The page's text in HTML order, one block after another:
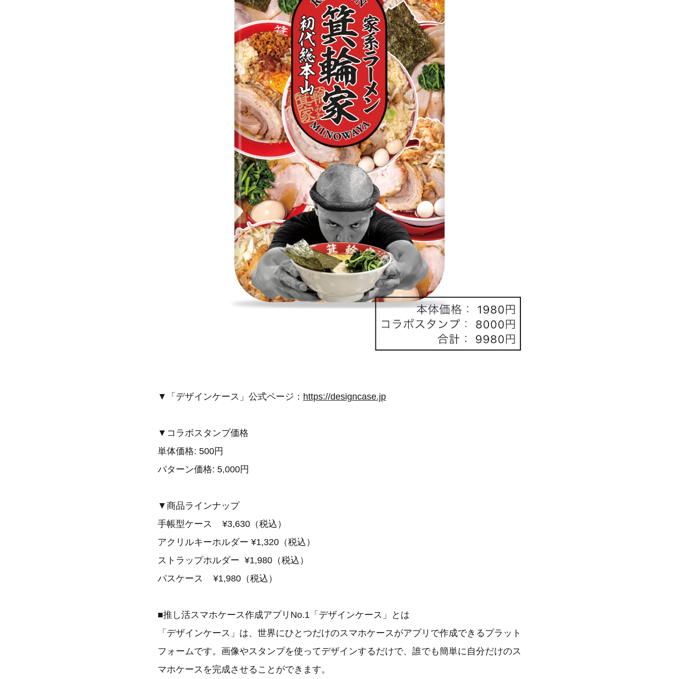
▼「デザインケース」公式ページ： https://designcase.jp
▼コラボスタンプ価格
単体価格: 500円
パターン価格: 5,000円
▼商品ラインナップ
手帳型ケース ¥3,630（税込）
アクリルキーホルダー ¥1,320（税込）
ストラップホルダー ¥1,980（税込）
パスケース ¥1,980（税込）
■推し活スマホケース作成アプリNo.1「デザインケース」とは
「デザインケース」は、世界にひとつだけのスマホケースがアプリで作成できるプラット
フォームです。画像やスタンプを使ってデザインするだけで、誰でも簡単に自分だけのス
マホケースを完成させることができます。